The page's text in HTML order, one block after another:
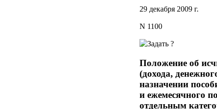
29 декабря 2009 г.
N 1100
Положение об
(дохода,
назначении
и ежемесячного
отдельным